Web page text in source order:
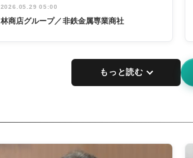
2026.05.29 05:00
林商店グループ／非鉄金属専業商社
もっと読む